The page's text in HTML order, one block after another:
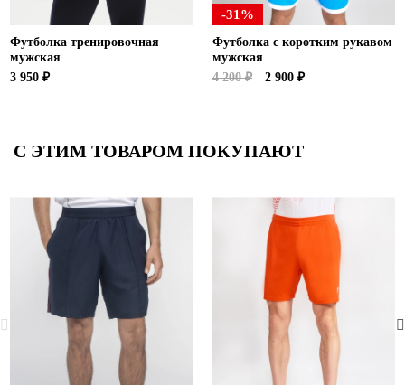
Футболка тренировочная
мужская
3 950 ₽
-31%
Футболка с коротким рукавом
мужская
4 200 ₽
2 900 ₽
С ЭТИМ ТОВАРОМ ПОКУПАЮТ